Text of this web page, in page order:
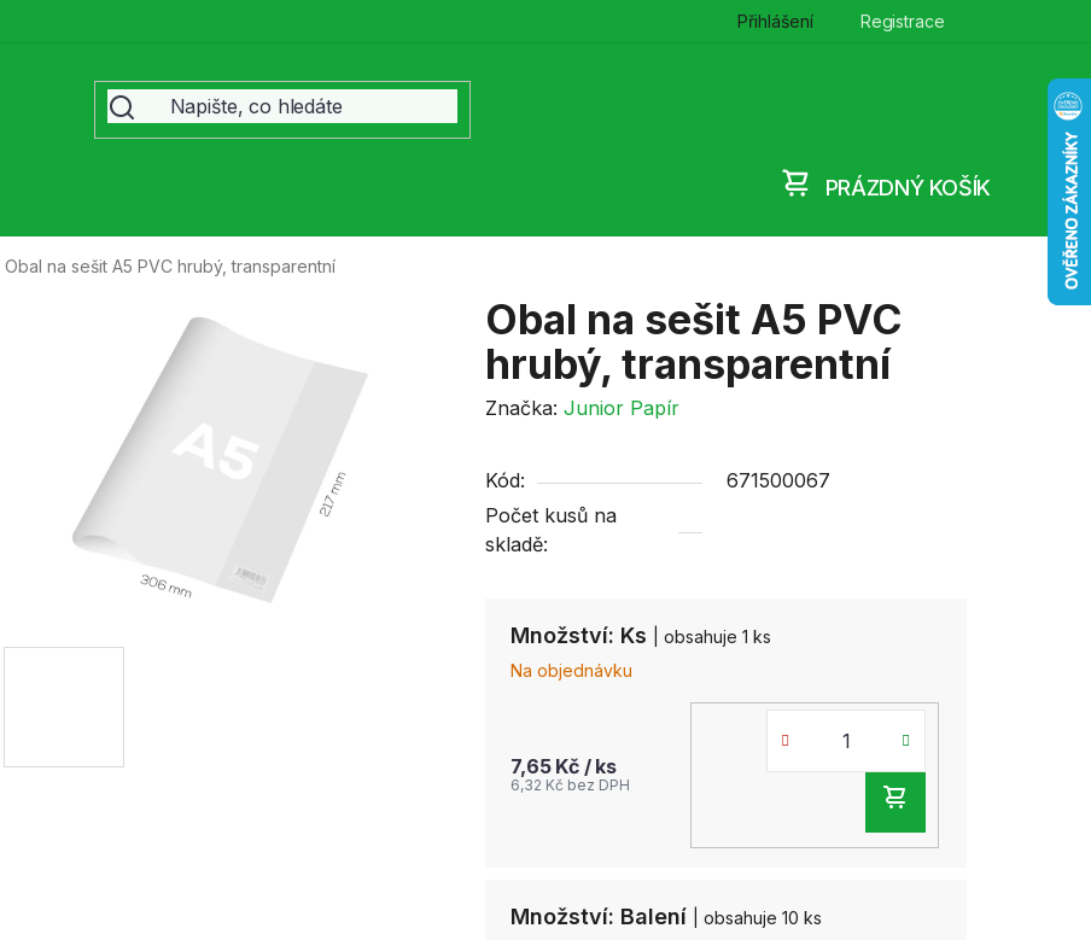
Přihlášení Registrace
PRÁZDNÝ KOŠÍK
Obal na sešit A5 PVC hrubý, transparentní
Obal na sešit A5 PVC
hrubý, transparentní
Značka: Junior Papír
Množství: Ks
| obsahuje 1 ks
Na objednávku
7,65 Kč / ks
6,32 Kč bez DPH
KOŠÍKU
Množství: Balení
| obsahuje 10 ks
Kód:
671500067
Počet kusů na
skladě: